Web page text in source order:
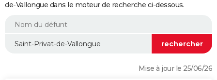
Mobiles
Meilleur smartphone
Internet
Ordinateurs
Jeux vidéo
Guide high-tech
+
BRICOLAGE
Forum
Aménagement intérieur
Extérieur
Cuisine
Salle de bains
Jardinage
Rangement
WEEK-END
Guides de France
Escapades
Patrimoine
Expositions
Musées
Week-end nature
LIFESTYLE
de-Vallongue dans le moteur de recherche ci-dessous.
Mise à jour le 25/06/26